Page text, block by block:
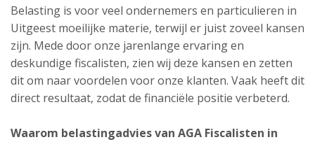
Belasting is voor veel ondernemers en particulieren in
Uitgeest moeilijke materie, terwijl er juist zoveel kansen
zijn. Mede door onze jarenlange ervaring en
deskundige fiscalisten, zien wij deze kansen en zetten
dit om naar voordelen voor onze klanten. Vaak heeft dit
direct resultaat, zodat de financiële positie verbeterd.
Waarom belastingadvies van AGA Fiscalisten in